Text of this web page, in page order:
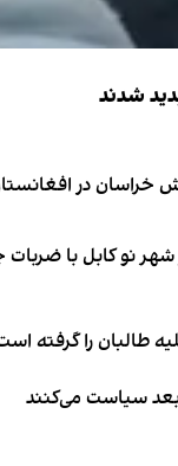
شدند
در
شهر نو کابل با
طالبان را گرفته
سیاست می‌کنند